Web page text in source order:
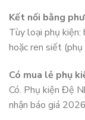
Kết nối bằng
Tùy loại phụ kiện:
hoặc ren siết (phụ
Có mua lẻ phụ
Có. Phụ kiện Đệ
nhận báo giá